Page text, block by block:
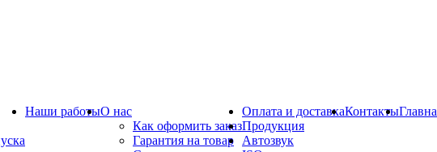
Наши работыО нас
Как оформить заказ
Гарантия на товар
Оплата и доставкаКонтакты
Продукция
Автозвук